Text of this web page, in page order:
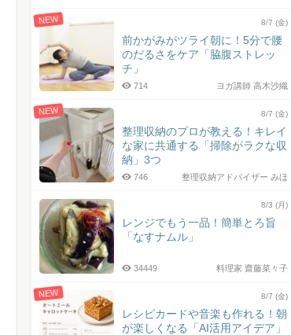
NEW 8/7 (金)
前かがみがツライ朝に！5分で腰
のだるさをケア「脇腹ストレッ
チ」
ヨガ講師 高木沙織
714
NEW 8/7 (金)
整理収納のプロが教える！キレイ
な家に共通する「掃除がラクな収
納」3つ
整理収納アドバイザー みほ
746
8/3 (月)
レンジでもう一品！簡単とろ旨
「なすナムル」
料理家 齋藤菜々子
34449
NEW 8/7 (金)
レシピカードや音楽も作れる！朝
が楽しくなる「AI活用アイデア」